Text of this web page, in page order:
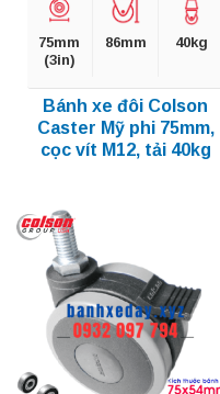
75mm
(3in)
86mm 40kg
Bánh xe đôi Colson
Caster Mỹ phi 75mm,
cọc vít M12, tải 40kg